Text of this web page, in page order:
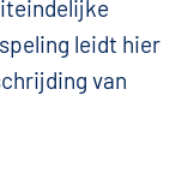
leidt hier
van